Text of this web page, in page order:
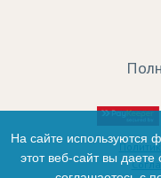
-
На сайте используются
этот веб-сайт вы даете